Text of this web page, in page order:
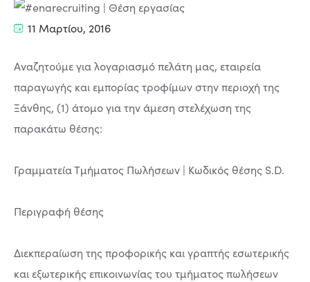
11 Μαρτίου, 2016
Αναζητούμε για λογαριασμό πελάτη μας, εταιρεία
παραγωγής και εμπορίας τροφίμων στην περιοχή της
Ξάνθης, (1) άτομο για την άμεση στελέχωση της
παρακάτω θέσης:
Γραμματεία Τμήματος Πωλήσεων | Κωδικός θέσης S.D.
Περιγραφή θέσης
Διεκπεραίωση της προφορικής και γραπτής εσωτερικής
και εξωτερικής επικοινωνίας του τμήματος πωλήσεων